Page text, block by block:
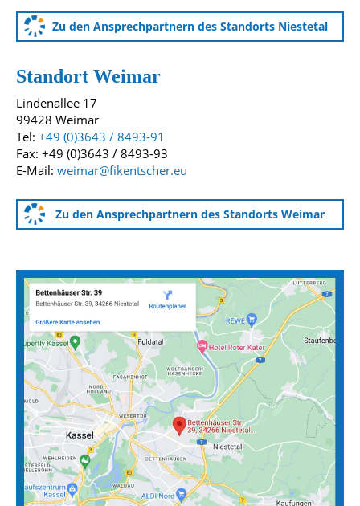
Zu den Ansprechpartnern des Standorts Niestetal
Standort Weimar
Lindenallee 17
99428 Weimar
Tel: +49 (0)3643 / 8493-91
Fax: +49 (0)3643 / 8493-93
E-Mail: weimar@fikentscher.eu
Zu den Ansprechpartnern des Standorts Weimar
Anfahrtskarten zu unseren Standorten